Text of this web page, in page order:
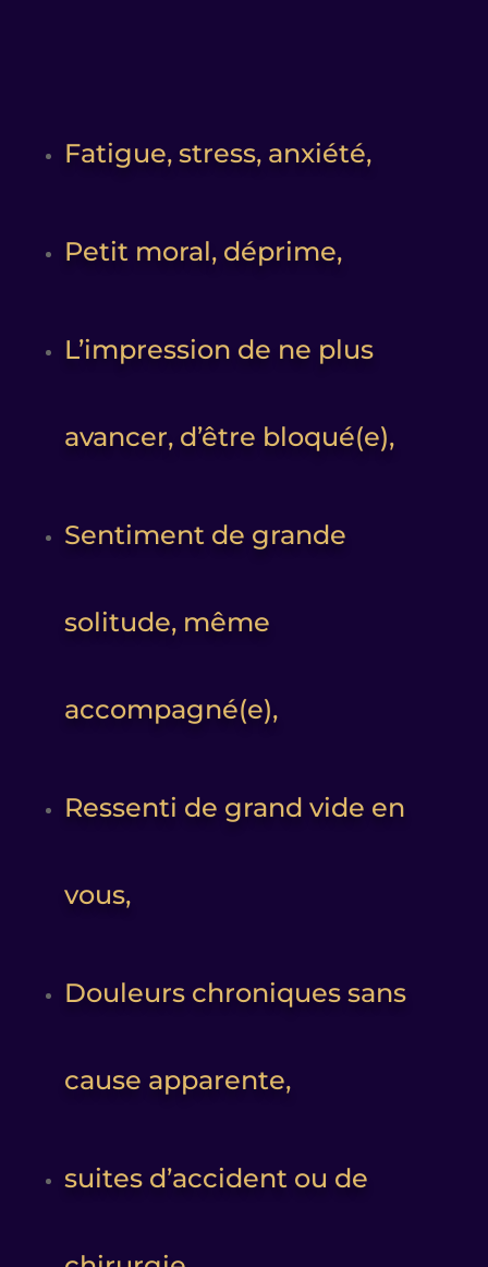
Fatigue, stress, anxiété,
Petit moral, déprime,
L’impression de ne plus
avancer, d’être bloqué(e),
Sentiment de grande
solitude, même
accompagné(e),
Ressenti de grand vide en
vous,
Douleurs chroniques sans
cause apparente,
suites d’accident ou de